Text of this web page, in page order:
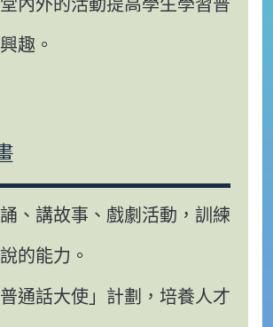
內外的活動提高學生學習普
趣。
、講故事、戲劇活動，訓練
的能力。
通話大使」計劃，培養人才